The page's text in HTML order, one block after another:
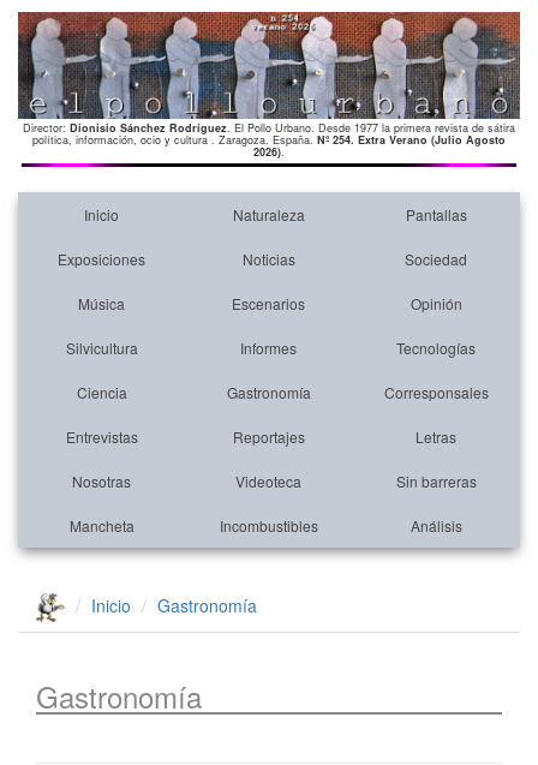
Director: Dionisio Sánchez Rodríguez. El Pollo Urbano. Desde 1977 la primera revista de sátira
política, información, ocio y cultura . Zaragoza. España. Nº 254. Extra Verano (Julio Agosto
2026).
Inicio Naturaleza Pantallas
Exposiciones Noticias Sociedad
Música Escenarios Opinión
Silvicultura Informes Tecnologías
Ciencia Gastronomía Corresponsales
Entrevistas Reportajes Letras
Nosotras Videoteca Sin barreras
Mancheta Incombustibles Análisis
Inicio Gastronomía
Gastronomía